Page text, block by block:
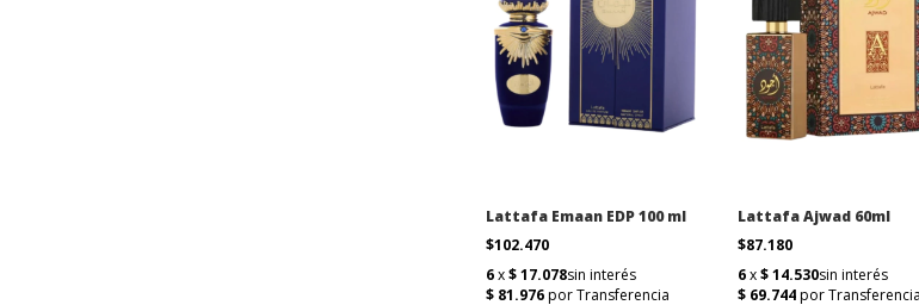
Lattafa Emaan EDP 100 ml
$102.470
Lattafa Ajwad 60ml
$87.180